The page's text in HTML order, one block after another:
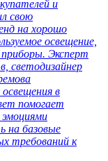
и
свою
на хорошо
освещение,
Эксперт
светодизайнер
в
помогает
на базовые
требований к